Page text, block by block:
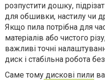
розпустити дошку,
для обшивки, настилу чи
Якщо пила потрібна для
матеріалів або чистого
важливі точні
диск і стабільна робота
Саме тому дискові пили